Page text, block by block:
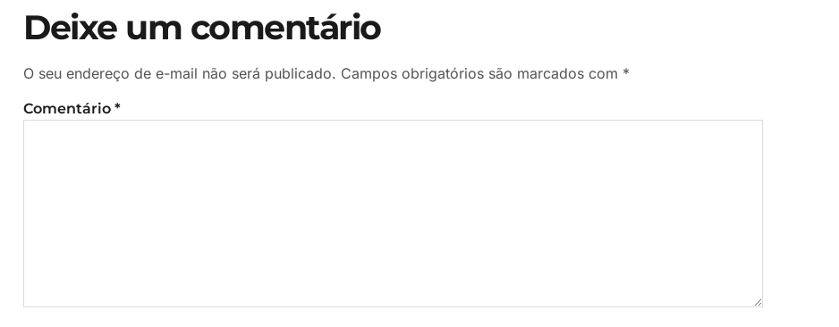
Deixe um comentário
O seu endereço de e-mail não será publicado. Campos obrigatórios são marcados com *
Comentário *